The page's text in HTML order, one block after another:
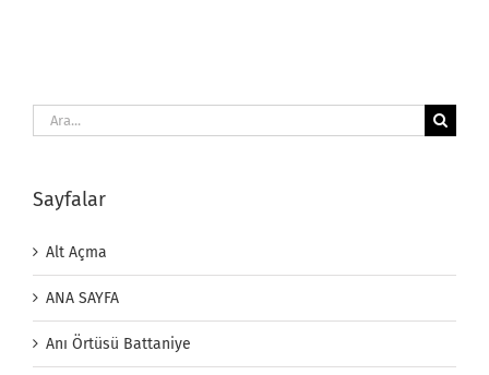
Ara:
Sayfalar
Alt Açma
ANA SAYFA
Anı Örtüsü Battaniye